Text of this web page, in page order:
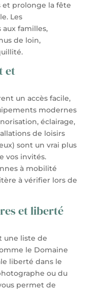
et prolonge la fête
Les
familles,
de loin,
et
un accès facile,
modernes
éclairage,
de loisirs
sont un vrai plus
vos invités.
à mobilité
à vérifier lors de
et liberté
une liste de
le Domaine
liberté dans le
ou du
permet de